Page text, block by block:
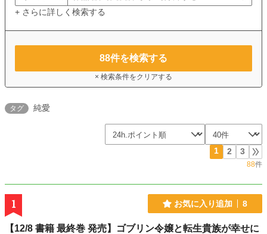
+ さらに詳しく検索する
88件を検索する
× 検索条件をクリアする
タグ 純愛
1 2 3
88件
1 お気に入り追加 8
【12/8 書籍 最終巻 発売】ゴブリン令嬢と転生貴族が幸せに